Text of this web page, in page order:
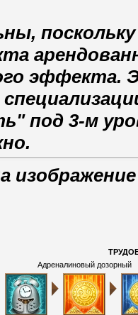
под 3-м
Адреналиновый дозорный